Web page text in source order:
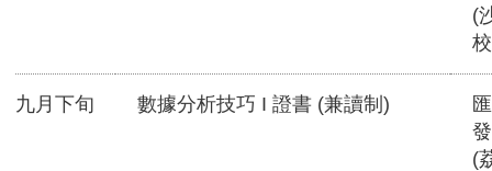
(
九月下旬 數據分析技巧 I 證書 (兼讀制)
(